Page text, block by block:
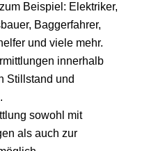
Beispiel: Elektriker,
Baggerfahrer,
und viele mehr.
innerhalb
Stillstand und
sowohl mit
als auch zur